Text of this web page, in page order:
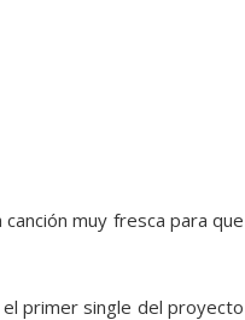
muy fresca para que
primer single del proyecto